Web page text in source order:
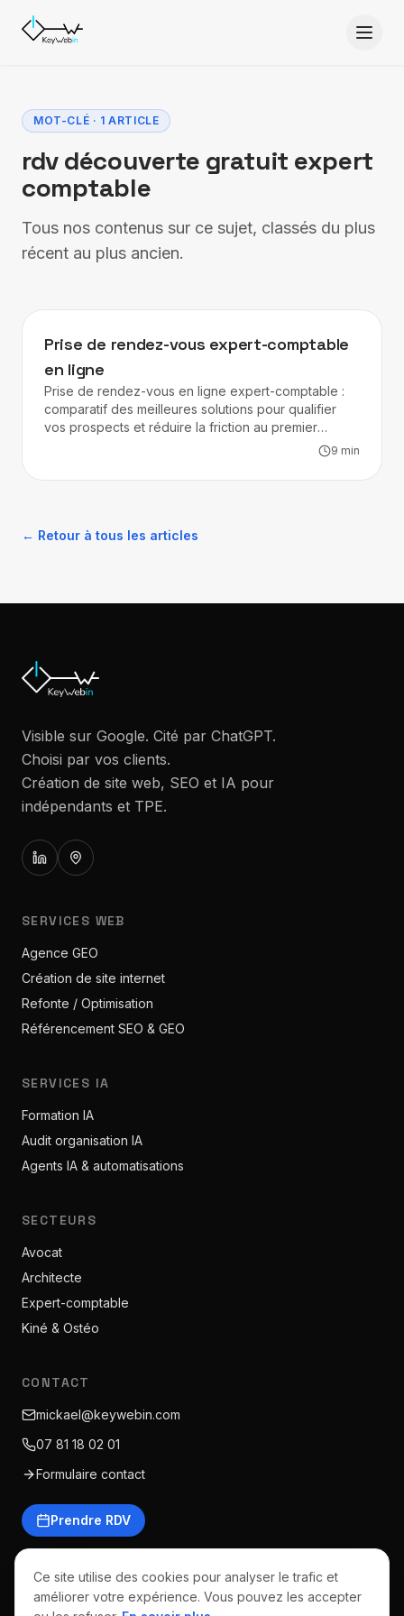
MOT-CLÉ · 1 ARTICLE
rdv découverte gratuit expert
comptable
Tous nos contenus sur ce sujet, classés du plus
récent au plus ancien.
Prise de rendez-vous expert-comptable
en ligne
Prise de rendez-vous en ligne expert-comptable :
comparatif des meilleures solutions pour qualifier
vos prospects et réduire la friction au premier
9 min
← Retour à tous les articles
Visible sur Google. Cité par ChatGPT.
Choisi par vos clients.
Création de site web, SEO et IA pour
indépendants et TPE.
SERVICES WEB
Agence GEO
Création de site internet
Refonte / Optimisation
Référencement SEO & GEO
SERVICES IA
Formation IA
Audit organisation IA
Agents IA & automatisations
SECTEURS
Avocat
Architecte
Expert-comptable
Kiné & Ostéo
CONTACT
mickael@keywebin.com
07 81 18 02 01
Formulaire contact
Prendre RDV
Ce site utilise des cookies pour analyser le trafic et
améliorer votre expérience. Vous pouvez les accepter